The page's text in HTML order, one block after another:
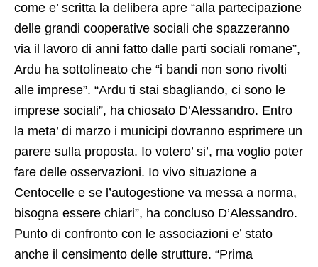
come e’ scritta la delibera apre “alla partecipazione
delle grandi cooperative sociali che spazzeranno
via il lavoro di anni fatto dalle parti sociali romane”,
Ardu ha sottolineato che “i bandi non sono rivolti
alle imprese”. “Ardu ti stai sbagliando, ci sono le
imprese sociali”, ha chiosato D’Alessandro. Entro
la meta’ di marzo i municipi dovranno esprimere un
parere sulla proposta. Io votero’ si’, ma voglio poter
fare delle osservazioni. Io vivo situazione a
Centocelle e se l’autogestione va messa a norma,
bisogna essere chiari”, ha concluso D’Alessandro.
Punto di confronto con le associazioni e’ stato
anche il censimento delle strutture. “Prima